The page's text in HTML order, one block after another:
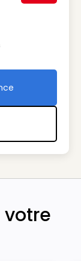
de l'agence
votre